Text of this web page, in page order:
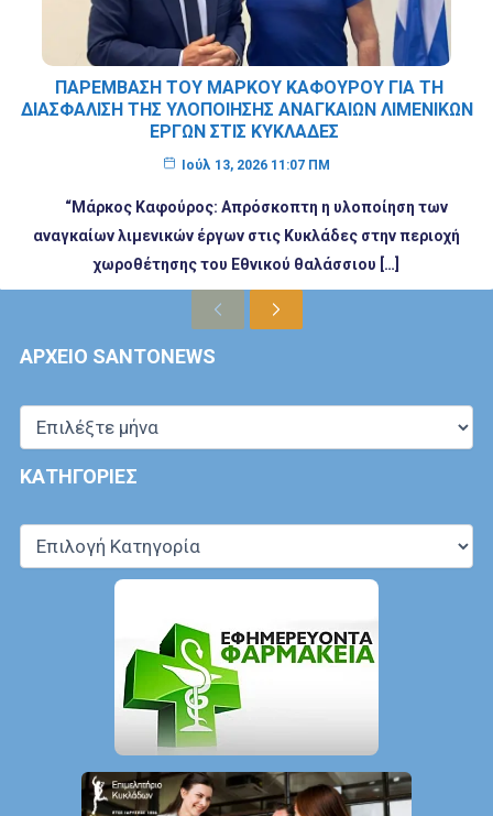
ΠΑΡΈΜΒΑΣΗ ΤΟΥ ΜΆΡΚΟΥ ΚΑΦΟΎΡΟΥ ΓΙΑ ΤΗ
ΔΙΑΣΦΆΛΙΣΗ ΤΗΣ ΥΛΟΠΟΊΗΣΗΣ ΑΝΑΓΚΑΊΩΝ ΛΙΜΕΝΙΚΏΝ
ΈΡΓΩΝ ΣΤΙΣ ΚΥΚΛΆΔΕΣ
Ιούλ 13, 2026 11:07 ΠΜ
“Μάρκος Καφούρος: Απρόσκοπτη η υλοποίηση των
αναγκαίων λιμενικών έργων στις Κυκλάδες στην περιοχή
χωροθέτησης του Εθνικού θαλάσσιου […]
PreviousNext
ΑΡΧΕΙΟ SANTONEWS
ΙΣΤΟΡΙΚΌ
ΚΑΤΗΓΟΡΙΕΣ
Κατηγορίες